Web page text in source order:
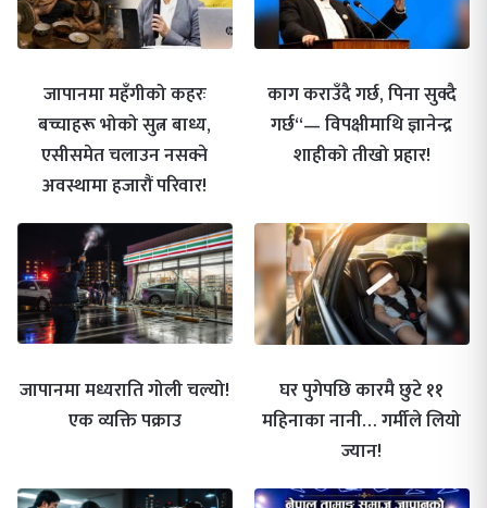
जापानमा महँगीको कहरः
बच्चाहरू भोको सुत्न बाध्य,
एसीसमेत चलाउन नसक्ने
अवस्थामा हजारौं परिवार!
काग कराउँदै गर्छ, पिना सुक्दै
गर्छ“— विपक्षीमाथि ज्ञानेन्द्र
शाहीको तीखो प्रहार!
जापानमा मध्यराति गोली चल्यो!
एक व्यक्ति पक्राउ
घर पुगेपछि कारमै छुटे ११
महिनाका नानी… गर्मीले लियो
ज्यान!